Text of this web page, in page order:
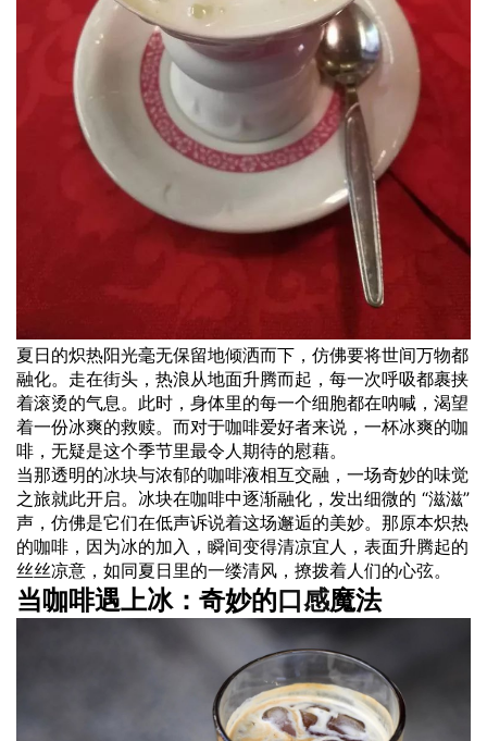
夏日的炽热阳光毫无保留地倾洒而下，仿佛要将世间万物都
融化。走在街头，热浪从地面升腾而起，每一次呼吸都裹挟
着滚烫的气息。此时，身体里的每一个细胞都在呐喊，渴望
着一份冰爽的救赎。而对于咖啡爱好者来说，一杯冰爽的咖
啡，无疑是这个季节里最令人期待的慰藉。
当那透明的冰块与浓郁的咖啡液相互交融，一场奇妙的味觉
之旅就此开启。冰块在咖啡中逐渐融化，发出细微的 “滋滋”
声，仿佛是它们在低声诉说着这场邂逅的美妙。那原本炽热
的咖啡，因为冰的加入，瞬间变得清凉宜人，表面升腾起的
丝丝凉意，如同夏日里的一缕清风，撩拨着人们的心弦。
当咖啡遇上冰：奇妙的口感魔法